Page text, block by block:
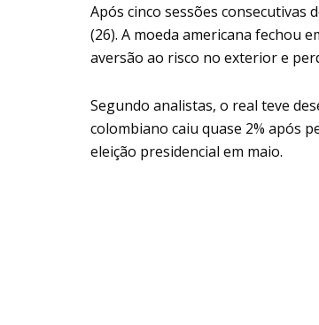
Após cinco sessões
(26). A moeda americana fechou
aversão ao risco no exterior e
Segundo analistas, o real teve
colombiano caiu quase 2% após
eleição presidencial em maio.